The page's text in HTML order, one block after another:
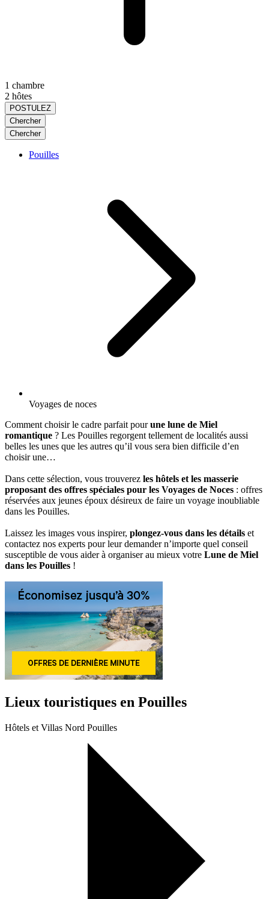
1 chambre
2 hôtes
POSTULEZ
Chercher
Chercher
Pouilles
Voyages de noces
Comment choisir le cadre parfait pourune lune de Miel
romantique ? Les Pouilles regorgent tellement de localités aussi
belles les unes que les autres qu’il vous sera bien difficile d’en
choisir une…
Dans cette sélection, vous trouverez les hôtels et les masserie
proposant des offres spéciales pour les Voyages de Noces : offres
réservées aux jeunes époux désireux de faire un voyage inoubliable
dans les Pouilles.
Laissez les images vous inspirer, plongez-vous dans les détails et
contactez nos experts pour leur demander n’importe quel conseil
susceptible de vous aider à organiser au mieux votre Lune de Miel
dans les Pouilles !
Lieux touristiques en Pouilles
Hôtels et Villas Nord Pouilles